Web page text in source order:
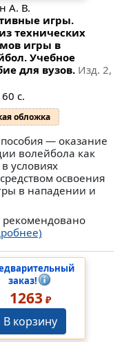
А. В.
игры.
технических
игры в
Учебное
для вузов. Изд. 2,
с.
обложка
— оказание
волейбола как
условиях
освоения
в нападении и
рекомендовано
заказ!
1263₽
В корзину